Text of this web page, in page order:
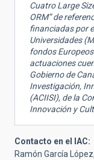
Cuatro Large
ORM” de
financiadas por
Universidades
fondos
actuaciones
Gobierno de
Investigación,
(ACIISI), de la
Innovación y
Contacto en el IAC:
Ramón García López,